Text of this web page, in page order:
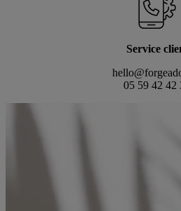
Service
05 59 42 42